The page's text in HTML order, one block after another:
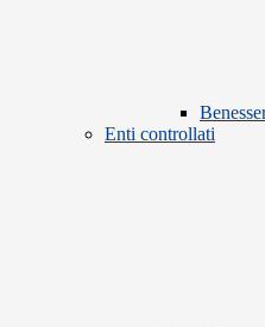
Enti controllati